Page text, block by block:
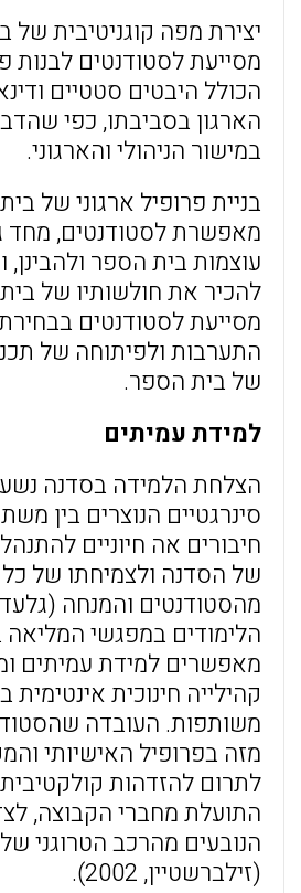
יצירת מפה קוגניטיבית של
מסייעת לסטודנטים לבנות
הכולל היבטים סטטיים
הארגון בסביבתו, כפי
במישור הניהולי והארגוני.
בניית פרופיל ארגוני של
מאפשרת לסטודנטים, מחד
עוצמות בית הספר ולהבינן,
להכיר את חולשותיו של
מסייעת לסטודנטים
התערבות ולפיתוחה של
של בית הספר.
למידת עמיתים
הצלחת הלמידה בסדנה
סינרגטיים הנוצרים בין
חיבורים אה חיוניים
של הסדנה ולצמיחתו של
הלימודים במפגשי
מאפשרים למידת עמיתים
קהילייה חינוכית
משותפות. העובדה
מזה בפרופיל האישיותי
לתרום להזדהות
התועלת מחברי הקבוצה,
הנובעים מהרכב הטרוגני
(זילברשטיין, 2002).